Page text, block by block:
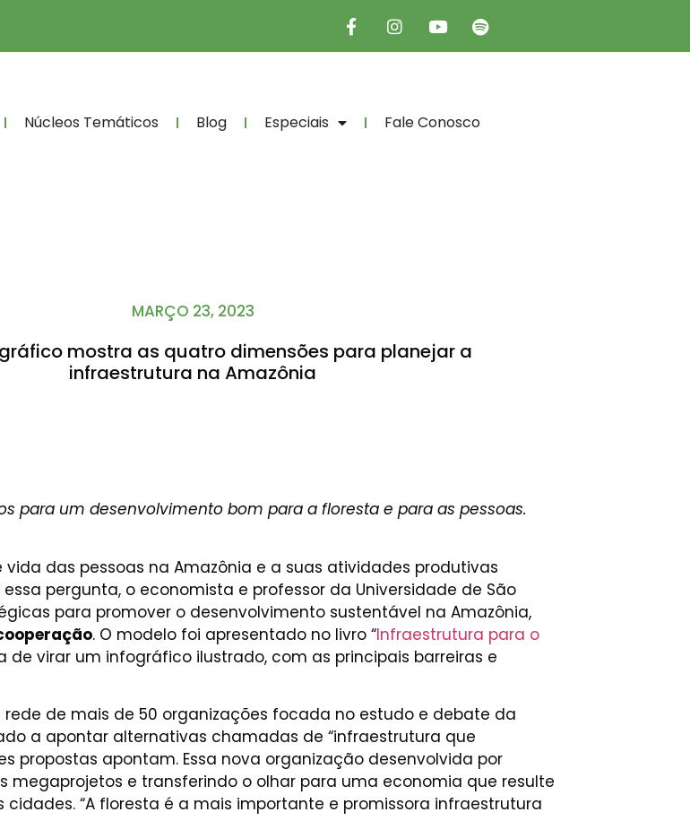
Núcleos Temáticos Blog Especiais Fale Conosco
MARÇO 23, 2023
mostra as quatro dimensões para planejar a
infraestrutura na Amazônia
para um desenvolvimento bom para a floresta e para as pessoas.
das pessoas na Amazônia e a suas atividades produtivas
pergunta, o economista e professor da Universidade de São
para promover o desenvolvimento sustentável na Amazônia,
. O modelo foi apresentado no livro “Infraestrutura para o
de virar um infográfico ilustrado, com as principais barreiras e
de mais de 50 organizações focada no estudo e debate da
a apontar alternativas chamadas de “infraestrutura que
propostas apontam. Essa nova organização desenvolvida por
e transferindo o olhar para uma economia que resulte
“A floresta é a mais importante e promissora infraestrutura